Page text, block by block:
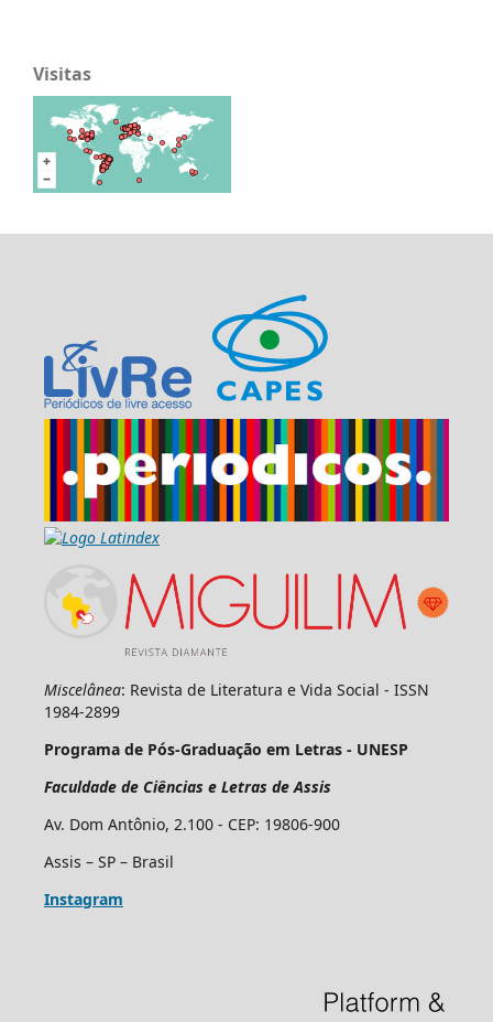
Visitas
Miscelânea: Revista de Literatura e Vida Social - ISSN
1984-2899
Programa de Pós-Graduação em Letras - UNESP
Faculdade de Ciências e Letras de Assis
Av. Dom Antônio, 2.100 - CEP: 19806-900
Assis – SP – Brasil
Instagram